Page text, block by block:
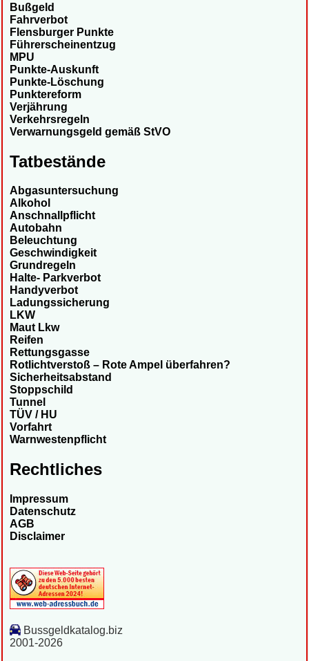
Bußgeld
Fahrverbot
Flensburger Punkte
Führerscheinentzug
MPU
Punkte-Auskunft
Punkte-Löschung
Punktereform
Verjährung
Verkehrsregeln
Verwarnungsgeld gemäß StVO
Tatbestände
Abgasuntersuchung
Alkohol
Anschnallpflicht
Autobahn
Beleuchtung
Geschwindigkeit
Grundregeln
Halte- Parkverbot
Handyverbot
Ladungssicherung
LKW
Maut Lkw
Reifen
Rettungsgasse
Rotlichtverstoß – Rote Ampel überfahren?
Sicherheitsabstand
Stoppschild
Tunnel
TÜV / HU
Vorfahrt
Warnwestenpflicht
Rechtliches
Impressum
Datenschutz
AGB
Disclaimer
Bussgeldkatalog.biz
2001-2026